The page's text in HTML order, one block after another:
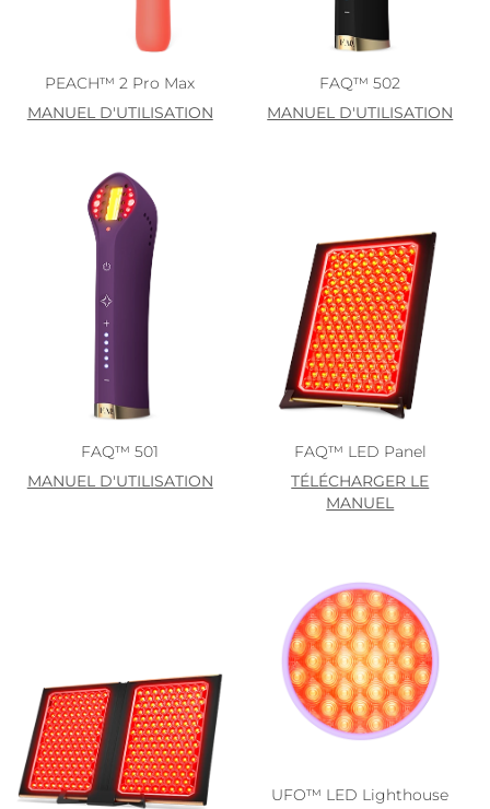
PEACH™ 2 Pro Max
MANUEL D'UTILISATION
FAQ™ 502
MANUEL D'UTILISATION
FAQ™ 501
MANUEL D'UTILISATION
FAQ™ LED Panel
TÉLÉCHARGER LE
MANUEL
UFO™ LED Lighthouse